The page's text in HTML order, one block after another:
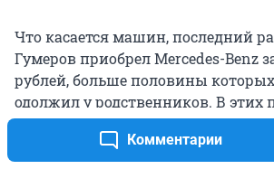
Комментарии
Что касается машин, последний
Гумеров приобрел Mercedes-Benz
рублей, больше половины
одолжил у родственников. В этих
нашли подтверждение и слова его
любви к машинам: он покупал